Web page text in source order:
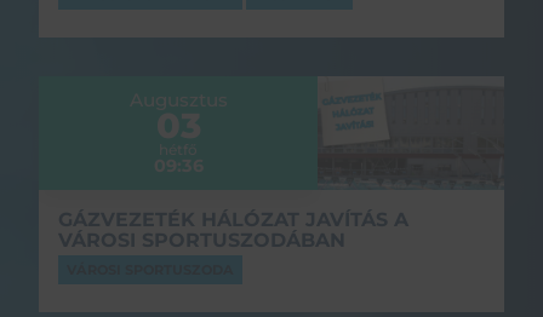
Augusztus
03
hétfő
09:36
GÁZVEZETÉK HÁLÓZAT JAVÍTÁS A
VÁROSI SPORTUSZODÁBAN